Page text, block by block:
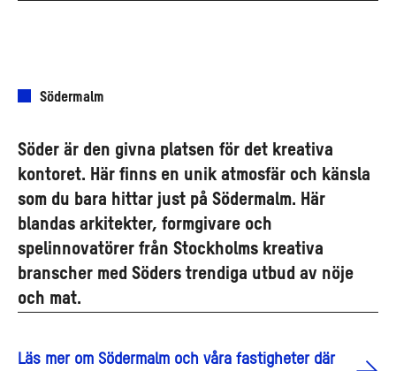
Södermalm
Söder är den givna platsen för det kreativa
kontoret. Här finns en unik atmosfär och känsla
som du bara hittar just på Södermalm. Här
blandas arkitekter, formgivare och
spelinnovatörer från Stockholms kreativa
branscher med Söders trendiga utbud av nöje
och mat.
Läs mer om Södermalm och våra fastigheter där